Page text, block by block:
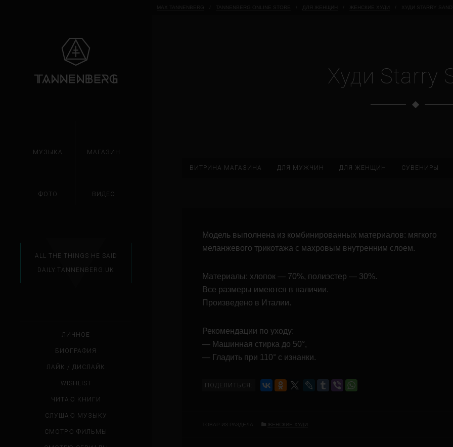
MAX TANNENBERG TANNENBERG ONLINE STORE ДЛЯ ЖЕНЩИН ЖЕНСКИЕ ХУДИ ХУДИ STARRY
Худи Starry
ВИТРИНА МАГАЗИНА ДЛЯ МУЖЧИН ДЛЯ ЖЕНЩИН СУВЕНИРЫ
Модель выполнена из комбинированных материалов: мягкого
меланжевого трикотажа с махровым внутренним слоем.
Материалы: хлопок — 70%, полиэстер — 30%.
Все размеры имеются в наличии.
Произведено в Италии.
Рекомендации по уходу:
— Машинная стирка до 50°,
— Гладить при 110° с изнанки.
ПОДЕЛИТЬСЯ:
ТОВАР ИЗ РАЗДЕЛА: ЖЕНСКИЕ ХУДИ
МУЗЫКА МАГАЗИН
ФОТО ВИДЕО
ALL THE THINGS HE SAID
DAILY.TANNENBERG.UK
ЛИЧНОЕ
БИОГРАФИЯ
ЛАЙК / ДИСЛАЙК
WISHLIST
ЧИТАЮ КНИГИ
СЛУШАЮ МУЗЫКУ
СМОТРЮ ФИЛЬМЫ